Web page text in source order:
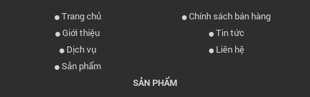
Trang chủ
Chính sách bán hàng
Giới thiệu
Tin tức
Dịch vụ
Liên hệ
Sản phẩm
SẢN PHẨM